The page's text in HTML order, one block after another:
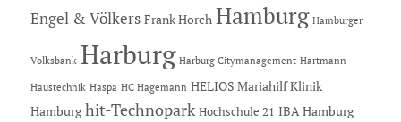
Engel & Völkers Frank Horch Hamburg Hamburger
Volksbank Harburg Harburg Citymanagement Hartmann
Haustechnik Haspa HC Hagemann HELIOS Mariahilf Klinik
Hamburg hit-Technopark Hochschule 21 IBA Hamburg